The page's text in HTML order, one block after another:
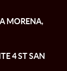
MORENA,
4 ST SAN